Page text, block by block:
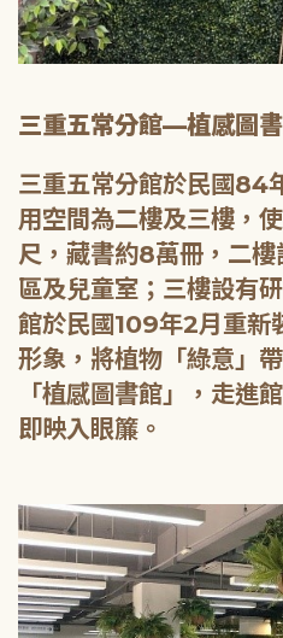
三重五常分館—植感圖
三重五常分館於民國84
用空間為二樓及三樓，
尺，藏書約8萬冊，二
區及兒童室；三樓設有
館於民國109年2月重新
形象，將植物「綠意」
「植感圖書館」，走進
即映入眼簾。